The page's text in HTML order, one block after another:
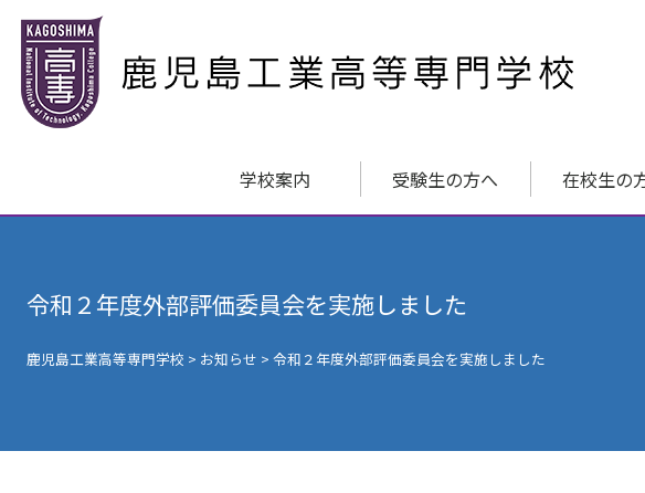
学校案内 受験生の方へ 在校生の
令和２年度外部評価委員会を実施しました
鹿児島工業高等専門学校 > お知らせ >令和２年度外部評価委員会を実施しました